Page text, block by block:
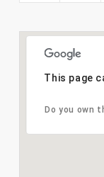
This page
Do you own